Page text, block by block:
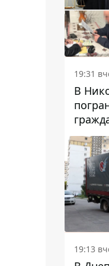
19:31
В
19:13